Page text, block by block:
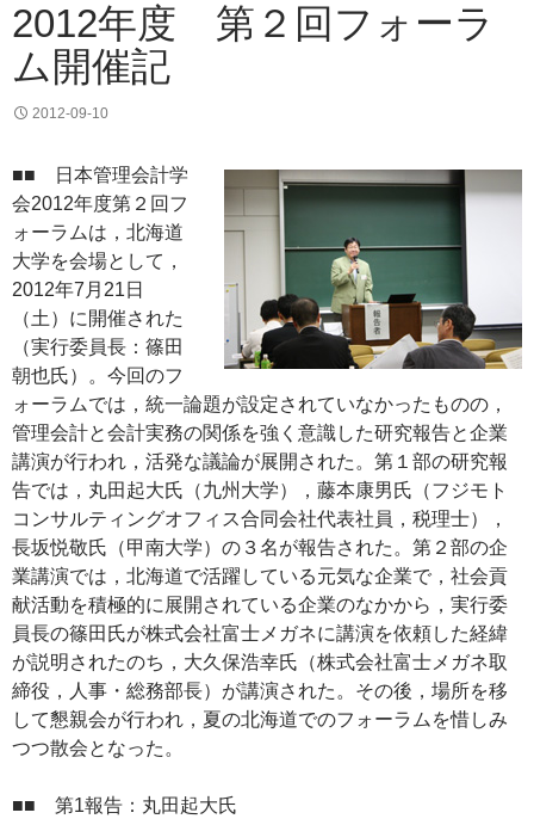
2012年度 第２回フォーラ
ム開催記
2012-09-10
■■ 日本管理会計学
会2012年度第２回フ
ォーラムは，北海道
大学を会場として，
2012年7月21日
（土）に開催された
（実行委員長：篠田
朝也氏）。今回のフ
ォーラムでは，統一論題が設定されていなかったものの，
管理会計と会計実務の関係を強く意識した研究報告と企業
講演が行われ，活発な議論が展開された。第１部の研究報
告では，丸田起大氏（九州大学），藤本康男氏（フジモト
コンサルティングオフィス合同会社代表社員，税理士），
長坂悦敬氏（甲南大学）の３名が報告された。第２部の企
業講演では，北海道で活躍している元気な企業で，社会貢
献活動を積極的に展開されている企業のなかから，実行委
員長の篠田氏が株式会社富士メガネに講演を依頼した経緯
が説明されたのち，大久保浩幸氏（株式会社富士メガネ取
締役，人事・総務部長）が講演された。その後，場所を移
して懇親会が行われ，夏の北海道でのフォーラムを惜しみ
つつ散会となった。
■■ 第1報告：丸田起大氏